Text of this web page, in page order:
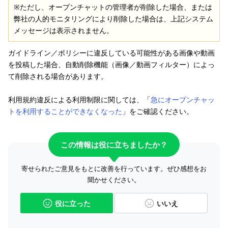
※ただし、オープンチャットの管理者が削除した場合、または
弊社の人的モニタリングにより削除した場合は、上記システム
メッセージは表示されません。
ガイドライン／ポリシーに違反している可能性がある画像や動画
を投稿した場合、自動削除機能（画像／動画フィルター）によっ
て削除される場合があります。
利用規約違反による利用制限に関しては、「急にオープンチャッ
トを利用することができなくなった 」をご確認ください。
この情報は役に立ちましたか？
寄せられたご意見をもとに改善を行っています。ぜひ感想をお
聞かせください。
役に立った いいえ